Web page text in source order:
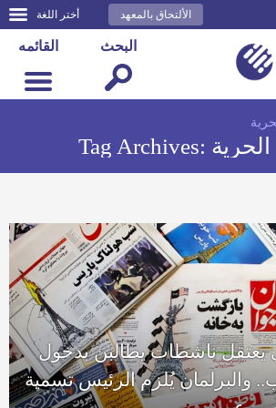
أختر اللغة الألتحاق بالمعهد
القائمه البحث
Tag Archives:
يعتقل ناشطات يطالبن بدخول
والبرلمان يُلزم الرئيس تسمية